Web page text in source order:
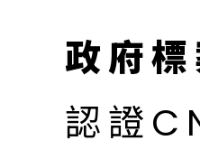
政府
認證